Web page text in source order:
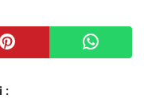
: